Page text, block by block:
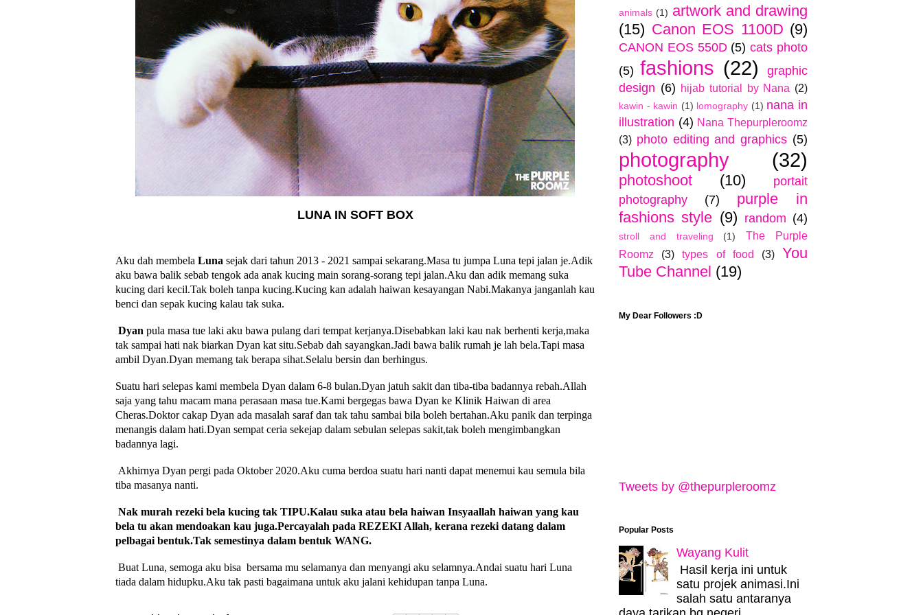
LUNA IN SOFT BOX
Aku dah membela Luna sejak dari tahun 2013 - 2021 sampai sekarang.Masa tu jumpa Luna tepi jalan je.Adik
aku bawa balik sebab tengok ada anak kucing main sorang-sorang tepi jalan.Aku dan adik memang suka
kucing dari kecil.Tak boleh tanpa kucing.Kucing kan adalah haiwan kesayangan Nabi.Makanya janganlah kau
benci dan sepak kucing kalau tak suka.
Dyan pula masa tue laki aku bawa pulang dari tempat kerjanya.Disebabkan laki kau nak berhenti kerja,maka
tak sampai hati nak biarkan Dyan kat situ.Sebab dah sayangkan.Jadi bawa balik rumah je lah bela.Tapi masa
ambil Dyan.Dyan memang tak berapa sihat.Selalu bersin dan berhingus.
Suatu hari selepas kami membela Dyan dalam 6-8 bulan.Dyan jatuh sakit dan tiba-tiba badannya rebah.Allah
saja yang tahu macam mana perasaan masa tue.Kami bergegas bawa Dyan ke Klinik Haiwan di area
Cheras.Doktor cakap Dyan ada masalah saraf dan tak tahu sambai bila boleh bertahan.Aku panik dan terpinga
menangis dalam hati.Dyan sempat ceria sekejap dalam sebulan selepas sakit,tak boleh mengimbangkan
badannya lagi.
Akhirnya Dyan pergi pada Oktober 2020.Aku cuma berdoa suatu hari nanti dapat menemui kau semula bila
tiba masanya nanti.
Nak murah rezeki bela kucing tak TIPU.Kalau suka atau bela haiwan Insyaallah haiwan yang kau
bela tu akan mendoakan kau juga.Percayalah pada REZEKI Allah, kerana rezeki datang dalam
pelbagai bentuk.Tak semestinya dalam bentuk WANG.
Buat Luna, semoga aku bisa bersama mu selamanya dan menyangi aku selamnya.Andai suatu hari Luna
tiada dalam hidupku.Aku tak pasti bagaimana untuk aku jalani kehidupan tanpa Luna.
animals (1) artwork and drawing
(15) Canon EOS 1100D (9)
CANON EOS 550D (5) cats photo
(5) fashions (22)
graphic
design (6) hijab tutorial by Nana (2)
kawin - kawin (1) lomography (1) nana in
illustration (4) Nana Thepurpleroomz
(3) photo editing and graphics (5)
photography (32)
photoshoot (10)
portait
photography
(7)
purple in
fashions style (9) random (4)
stroll and traveling (1)
The Purple
Roomz
(3) types of food (3)
You
Tube Channel (19)
My Dear Followers :D
Tweets by @thepurpleroomz
Popular Posts
Wayang Kulit
Hasil kerja ini untuk
satu projek animasi.Ini
salah satu antaranya